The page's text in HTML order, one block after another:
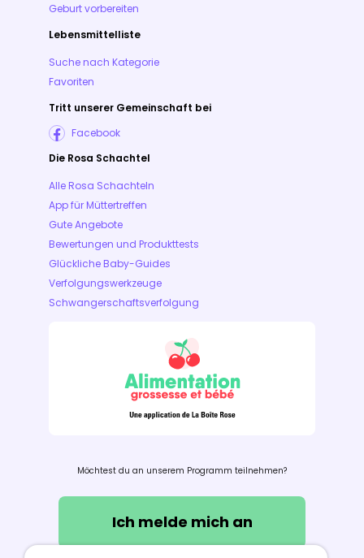
Geburt vorbereiten
Lebensmittelliste
Suche nach Kategorie
Favoriten
Tritt unserer Gemeinschaft bei
Facebook
Die Rosa Schachtel
Alle Rosa Schachteln
App für Müttertreffen
Gute Angebote
Bewertungen und Produkttests
Glückliche Baby-Guides
Verfolgungswerkzeuge
Schwangerschaftsverfolgung
Möchtest du an unserem Programm teilnehmen?
Ich melde mich an